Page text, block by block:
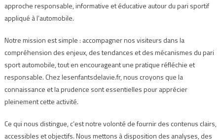
approche responsable, informative et éducative autour du pari sportif
appliqué à l’automobile.
Notre mission est simple : accompagner nos visiteurs dans la
compréhension des enjeux, des tendances et des mécanismes du pari
sport automobile, tout en encourageant une pratique réfléchie et
responsable. Chez lesenfantsdelavie.fr, nous croyons que la
connaissance et la prudence sont essentielles pour apprécier
pleinement cette activité.
Ce qui nous distingue, c’est notre volonté de fournir des contenus clairs,
accessibles et objectifs. Nous mettons à disposition des analyses, des